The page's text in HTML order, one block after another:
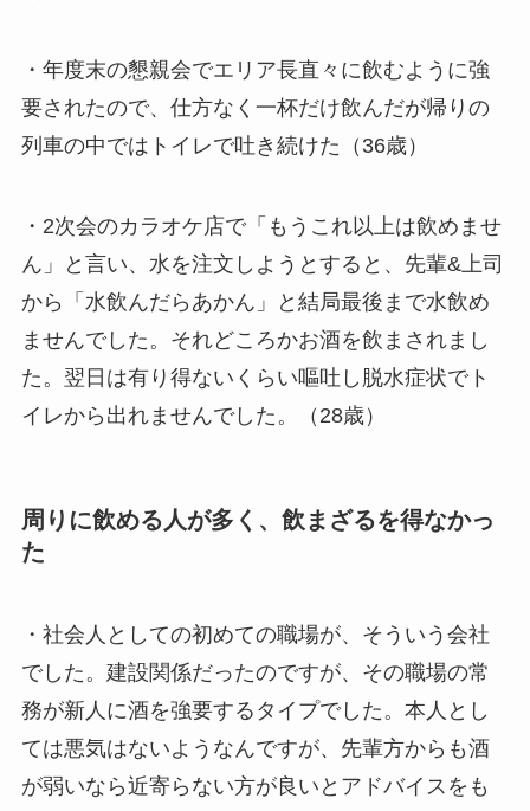
・年度末の懇親会でエリア長直々に飲むように強
要されたので、仕方なく一杯だけ飲んだが帰りの
列車の中ではトイレで吐き続けた（36歳）
・2次会のカラオケ店で「もうこれ以上は飲めませ
ん」と言い、水を注文しようとすると、先輩&上司
から「水飲んだらあかん」と結局最後まで水飲め
ませんでした。それどころかお酒を飲まされまし
た。翌日は有り得ないくらい嘔吐し脱水症状でト
イレから出れませんでした。（28歳）
周りに飲める人が多く、飲まざるを得なかっ
た
・社会人としての初めての職場が、そういう会社
でした。建設関係だったのですが、その職場の常
務が新人に酒を強要するタイプでした。本人とし
ては悪気はないようなんですが、先輩方からも酒
が弱いなら近寄らない方が良いとアドバイスをも